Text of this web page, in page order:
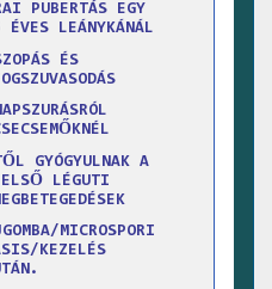
PUBERTÁS EGY
ÉVES LEÁNYKÁNÁL
ÉS
GYÓGYULNAK A
LÉGUTI
MICROSPORI
KEZELÉS